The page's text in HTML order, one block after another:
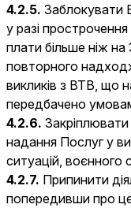
4.2.5. Заблокувати
у разі
плати більше ніж
повторного
викликів з ВТВ, що
передбачено
4.2.6.
надання Послуг у
ситуацій, воєнного
4.2.7. Припинити
попередивши про